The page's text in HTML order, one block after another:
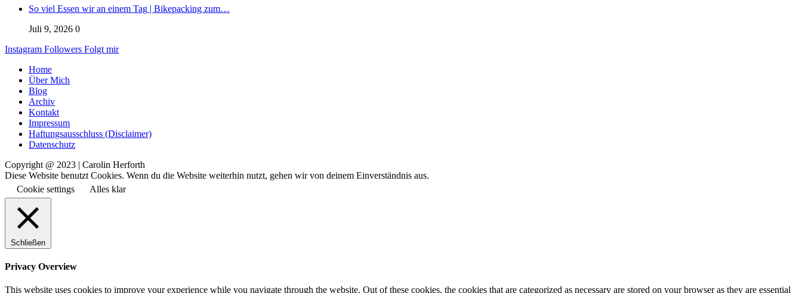
So viel Essen wir an einem Tag | Bikepacking zum…
Juli 9, 2026 0
Instagram Followers Folgt mir
Home
Über Mich
Blog
Archiv
Kontakt
Impressum
Haftungsausschluss (Disclaimer)
Datenschutz
Copyright @ 2023 | Carolin Herforth
Diese Website benutzt Cookies. Wenn du die Website weiterhin nutzt, gehen wir von deinem Einverständnis aus.
Cookie settings
Alles klar
Schließen
Privacy Overview
This website uses cookies to improve your experience while you navigate through the website. Out of these cookies, the cookies that are categorized as necessary are stored on your browser as they are essential